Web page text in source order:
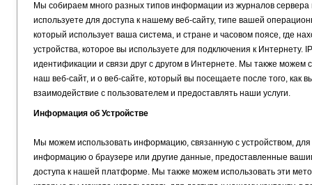
Мы собираем много разных типов информации из журналов
используете для доступа к нашему веб-сайту, типе вашей
который использует ваша система, и стране и часовом поясе, где
устройства, которое вы используете для подключения к
идентификации и связи друг с другом в Интернете. Мы также
наш веб-сайт, и о веб-сайте, который вы посещаете после того,
взаимодействие с пользователем и предоставлять наши услуги.
Информация об Устройстве
Мы можем использовать информацию, связанную с устройством,
информацию о браузере или другие данные, предоставленные
доступа к нашей платформе. Мы также можем использовать эти